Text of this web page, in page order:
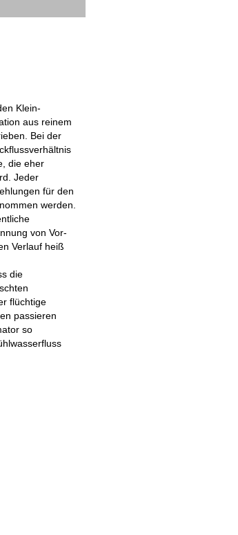
Klein-
aus reinem
Bei der
die eher
Jeder
für den
werden.
von Vor-
Verlauf heiß
die
flüchtige
passieren
so